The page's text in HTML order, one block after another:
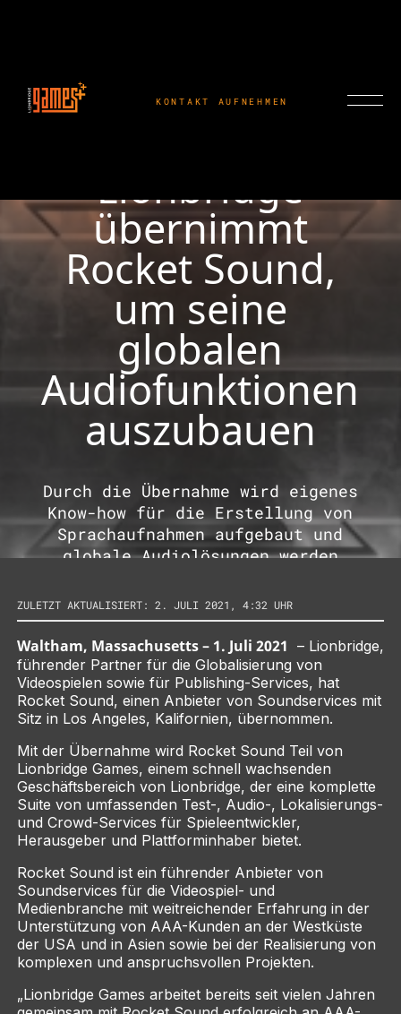
KONTAKT AUFNEHMEN
Lionbridge
übernimmt
Rocket Sound,
um seine
globalen
Audiofunktionen
auszubauen
Durch die Übernahme wird eigenes
Know-how für die Erstellung von
Sprachaufnahmen aufgebaut und
globale Audiolösungen werden
ZULETZT AKTUALISIERT: 2. JULI 2021, 4:32 UHR
Waltham, Massachusetts – 1. Juli 2021 – Lionbridge,
führender Partner für die Globalisierung von
Videospielen sowie für Publishing-Services, hat
Rocket Sound, einen Anbieter von Soundservices mit
Sitz in Los Angeles, Kalifornien, übernommen.
Mit der Übernahme wird Rocket Sound Teil von
Lionbridge Games, einem schnell wachsenden
Geschäftsbereich von Lionbridge, der eine komplette
Suite von umfassenden Test-, Audio-, Lokalisierungs-
und Crowd-Services für Spieleentwickler,
Herausgeber und Plattforminhaber bietet.
Rocket Sound ist ein führender Anbieter von
Soundservices für die Videospiel- und
Medienbranche mit weitreichender Erfahrung in der
Unterstützung von AAA-Kunden an der Westküste
der USA und in Asien sowie bei der Realisierung von
komplexen und anspruchsvollen Projekten.
„Lionbridge Games arbeitet bereits seit vielen Jahren